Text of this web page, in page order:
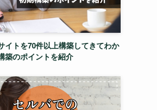
イトを70件以上構築してきてわか
築のポイントを紹介